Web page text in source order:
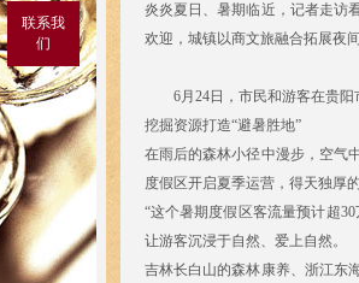
联系我
们
炎炎夏日、暑期临近，记者走访
欢迎，城镇以商文旅融合拓展夜
6月24日，市民和游客在贵阳
挖掘资源打造“避暑胜地”
在雨后的森林小径中漫步，空气
度假区开启夏季运营，得天独厚
“这个暑期度假区客流量预计超
让游客沉浸于自然、爱上自然。
吉林长白山的森林康养、浙江